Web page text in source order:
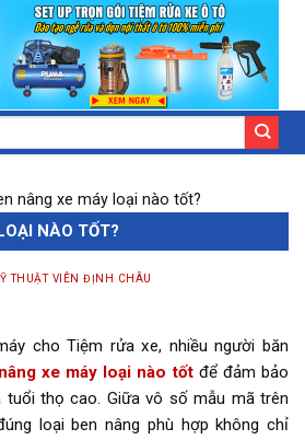
nâng xe máy loại nào tốt?
NÀO TỐT?
THUẬT VIÊN ĐỊNH CHÂU
cho Tiệm rửa xe, nhiều người băn
xe máy loại nào tốtđể đảm bảo
thọ cao. Giữa vô số mẫu mã trên
loại ben nâng phù hợp không chỉ